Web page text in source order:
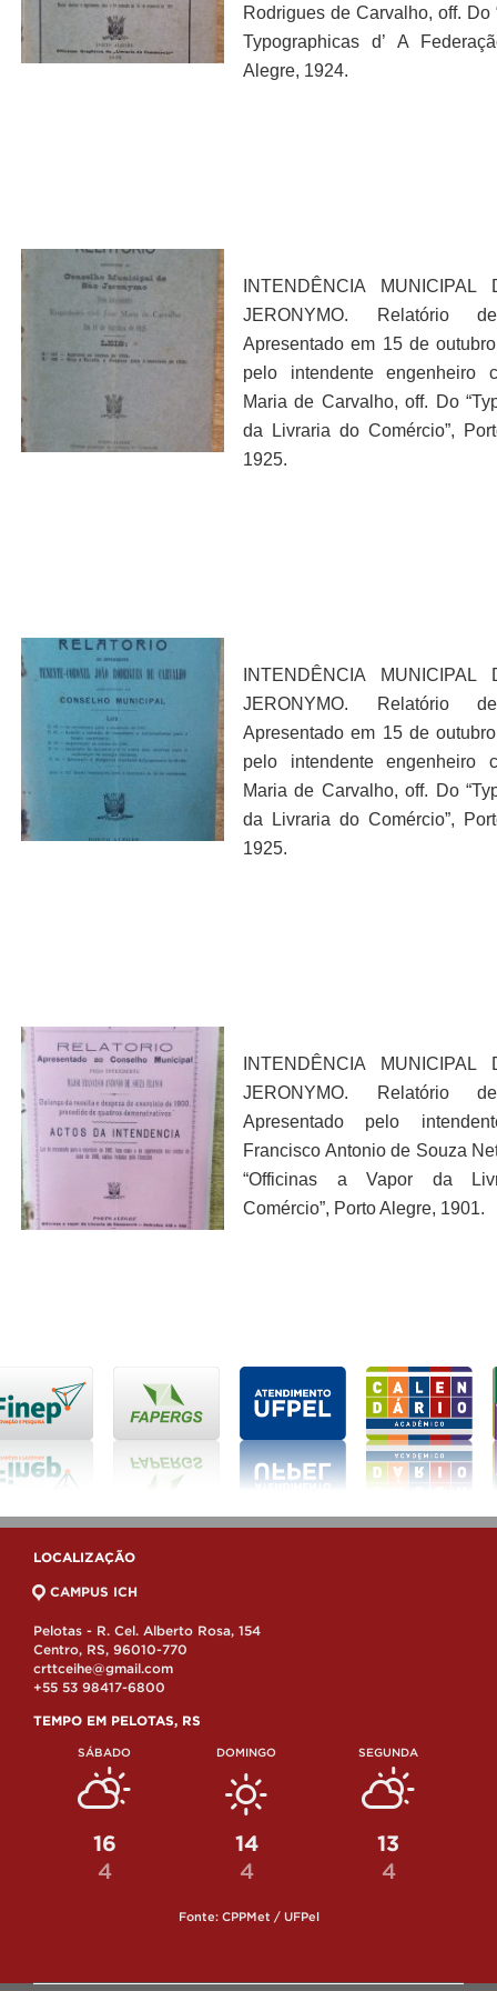
Rodrigues de Carvalho, off. Do
Typographicas d’ A
Alegre, 1924.
INTENDÊNCIA MUNICIPAL
JERONYMO. Relatório
Apresentado em 15 de
pelo intendente engenheiro
Maria de Carvalho, off. Do
da Livraria do Comércio”,
1925.
INTENDÊNCIA MUNICIPAL
JERONYMO. Relatório
Apresentado em 15 de
pelo intendente engenheiro
Maria de Carvalho, off. Do
da Livraria do Comércio”,
1925.
INTENDÊNCIA MUNICIPAL
JERONYMO. Relatório
Apresentado pelo
Francisco Antonio de Souza
“Officinas a Vapor da
Comércio”, Porto Alegre, 1901.
LOCALIZAÇÃO
CAMPUS ICH
Pelotas - R. Cel. Alberto Rosa, 154
Centro, RS, 96010-770
crttceihe@gmail.com
+55 53 98417-6800
TEMPO EM PELOTAS, RS
SÁBADO
16
4
DOMINGO
14
4
SEGUNDA
13
4
Fonte: CPPMet / UFPel